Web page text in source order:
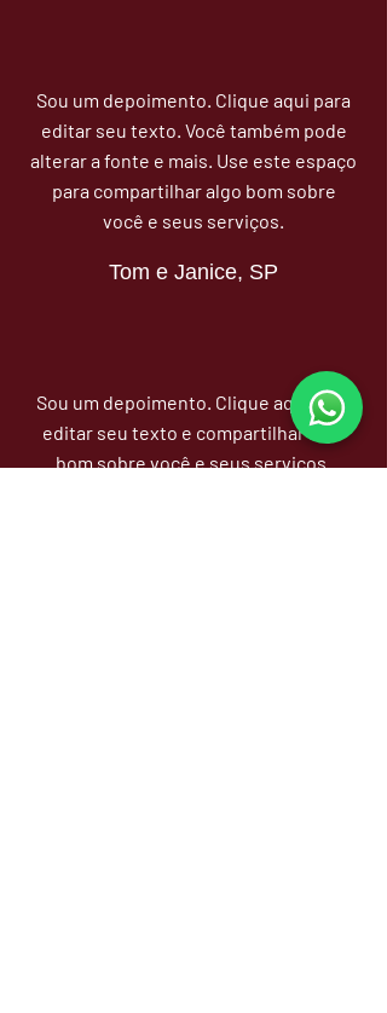
Sou um depoimento. Clique aqui para
editar seu texto. Você também pode
alterar a fonte e mais. Use este espaço
para compartilhar algo bom sobre
você e seus serviços.
Tom e Janice, SP
Sou um depoimento. Clique aqui para
editar seu texto e compartilhar algo
bom sobre você e seus serviços.